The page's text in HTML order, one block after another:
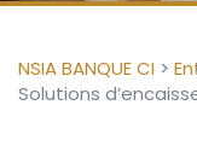
NSIA BANQUE CI >
Solutions